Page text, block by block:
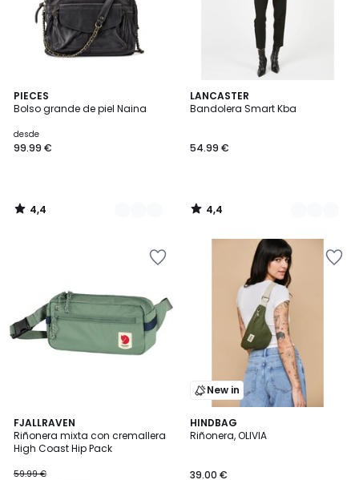
PIECES
Bolso grande de piel Naina
desde
99.99 €
4,4
/ 5
3
Colores
4,4
/
LANCASTER
Bandolera Smart Kba
54.99 €
4,4
/ 5
5
Colores
4,4
/
FJALLRAVEN
Riñonera mixta con cremallera
High Coast Hip Pack
59.99 €
4,3
/ 5
2
Colores
New in
HINDBAG
Riñonera, OLIVIA
39.00 €
5
/